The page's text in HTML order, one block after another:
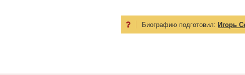
Биографию подготовил: Игорь